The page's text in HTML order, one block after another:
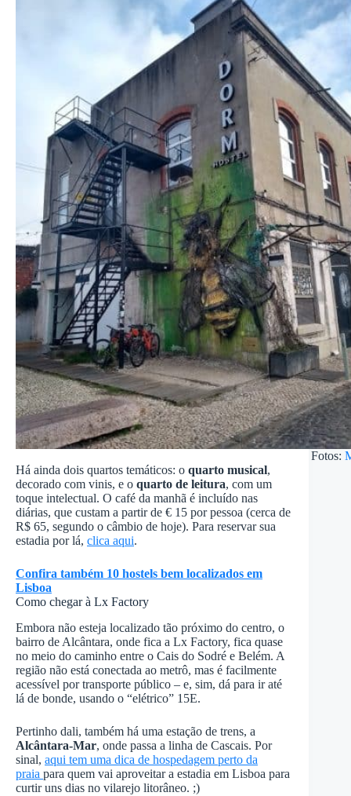
Fotos:
Há ainda dois quartos temáticos: o quarto musical,
decorado com vinis, e o quarto de leitura, com um
toque intelectual. O café da manhã é incluído nas
diárias, que custam a partir de € 15 por pessoa (cerca de
R$ 65, segundo o câmbio de hoje). Para reservar sua
estadia por lá, clica aqui.
Confira também 10 hostels bem localizados em
Lisboa
Como chegar à Lx Factory
Embora não esteja localizado tão próximo do centro, o
bairro de Alcântara, onde fica a Lx Factory, fica quase
no meio do caminho entre o Cais do Sodré e Belém. A
região não está conectada ao metrô, mas é facilmente
acessível por transporte público – e, sim, dá para ir até
lá de bonde, usando o “elétrico” 15E.
Pertinho dali, também há uma estação de trens, a
Alcântara-Mar, onde passa a linha de Cascais. Por
sinal, aqui tem uma dica de hospedagem perto da
praia para quem vai aproveitar a estadia em Lisboa para
curtir uns dias no vilarejo litorâneo. ;)